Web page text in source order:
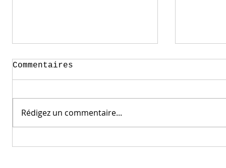
Commentaires
Rédigez un commentaire...